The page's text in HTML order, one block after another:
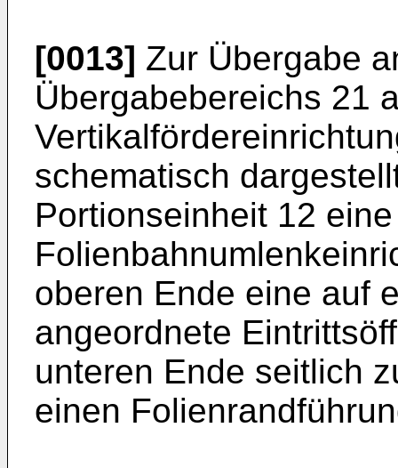
[0013] Zur Übergabe
Übergabebereichs 21
schematisch
Portionseinheit 12 eine
oberen Ende eine auf
angeordnete
unteren Ende seitlich
einen